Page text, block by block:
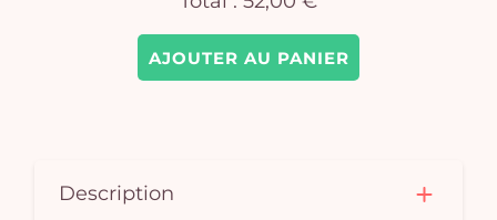
AJOUTER AU PANIER
Description